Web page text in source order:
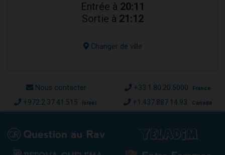
Entrée à 20:11
Sortie à 21:12
Changer de ville
Nous contacter +33.1.80.20.5000 France
+972.2.37.41.515 Israël +1.437.887.14.93 Canada